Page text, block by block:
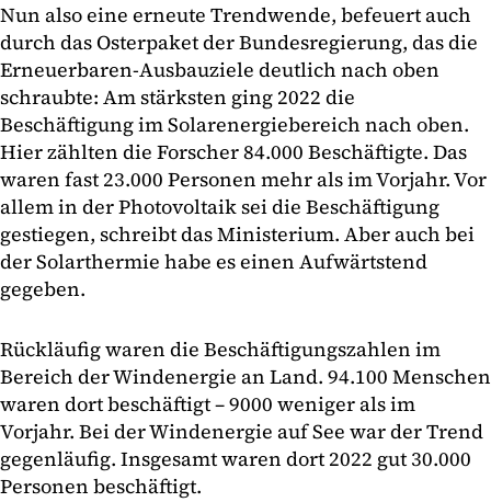
Nun also eine erneute Trendwende, befeuert auch
durch das Osterpaket der Bundesregierung, das die
Erneuerbaren-Ausbauziele deutlich nach oben
schraubte: Am stärksten ging 2022 die
Beschäftigung im Solarenergiebereich nach oben.
Hier zählten die Forscher 84.000 Beschäftigte. Das
waren fast 23.000 Personen mehr als im Vorjahr. Vor
allem in der Photovoltaik sei die Beschäftigung
gestiegen, schreibt das Ministerium. Aber auch bei
der Solarthermie habe es einen Aufwärtstend
gegeben.
Rückläufig waren die Beschäftigungszahlen im
Bereich der Windenergie an Land. 94.100 Menschen
waren dort beschäftigt – 9000 weniger als im
Vorjahr. Bei der Windenergie auf See war der Trend
gegenläufig. Insgesamt waren dort 2022 gut 30.000
Personen beschäftigt.